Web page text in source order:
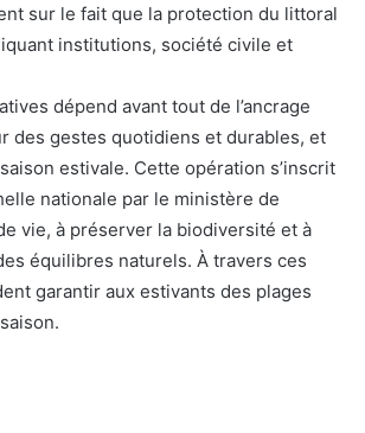
sur le fait que la protection du littoral
institutions, société civile et
dépend avant tout de l’ancrage
des gestes quotidiens et durables, et
estivale. Cette opération s’inscrit
nationale par le ministère de
vie, à préserver la biodiversité et à
équilibres naturels. À travers ces
garantir aux estivants des plages